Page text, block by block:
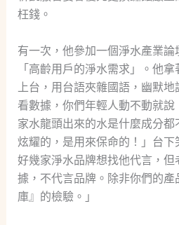
枉錢。
有一次，他參加一個淨水產業
「高齡用戶的淨水需求」。他
上台，用台語夾雜國語，幽默
看數據，你們年輕人動不動就
家水龍頭出來的水是什麼成分
炫耀的，是用來保命的！」台下
好幾家淨水品牌想找他代言，
據，不代言品牌。除非你們的
庫』的檢驗。」